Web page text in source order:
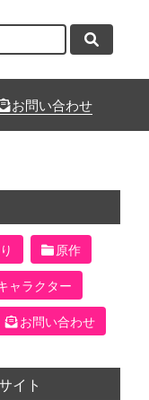
お問い合わせ
原作
ャラクター
お問い合わせ
イト